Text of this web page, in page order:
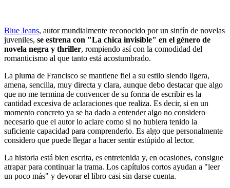
Blue Jeans, autor mundialmente reconocido por un sinfín de novelas
juveniles, se estrena con "La chica invisible" en el género de
novela negra y thriller, rompiendo así con la comodidad del
romanticismo al que tanto está acostumbrado.
La pluma de Francisco se mantiene fiel a su estilo siendo ligera,
amena, sencilla, muy directa y clara, aunque debo destacar que algo
que no me termina de convencer de su forma de escribir es la
cantidad excesiva de aclaraciones que realiza. Es decir, si en un
momento concreto ya se ha dado a entender algo no considero
necesario que el autor lo aclare como si no hubiera tenido la
suficiente capacidad para comprenderlo. Es algo que personalmente
considero que puede llegar a hacer sentir estúpido al lector.
La historia está bien escrita, es entretenida y, en ocasiones, consigue
atrapar para continuar la trama. Los capítulos cortos ayudan a "leer
un poco más" y devorar el libro casi sin darse cuenta.